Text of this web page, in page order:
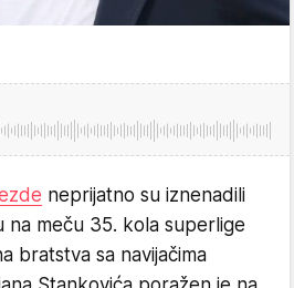
neprijatno su iznenadili
na meču 35. kola superlige
bratstva sa navijačima